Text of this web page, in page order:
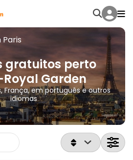
gratuitos perto
Garden
França, em português e outros
idiomas